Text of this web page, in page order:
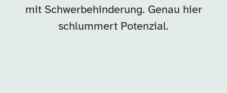
mit Schwerbehinderung. Genau hier
schlummert Potenzial.